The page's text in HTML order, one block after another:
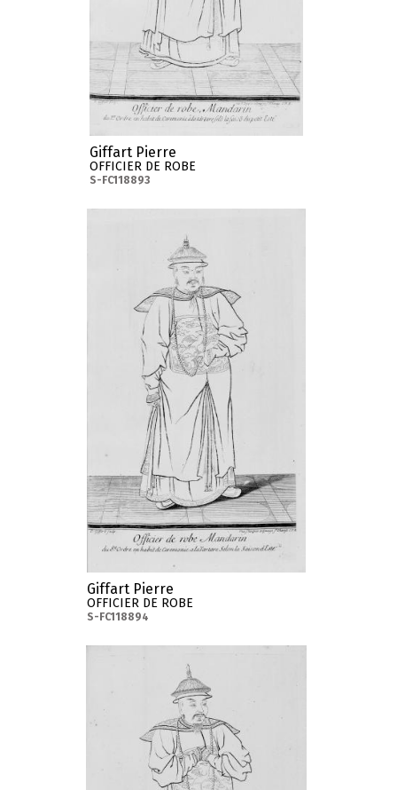
Giffart Pierre
OFFICIER DE ROBE
S-FC118893
Giffart Pierre
OFFICIER DE ROBE
S-FC118894